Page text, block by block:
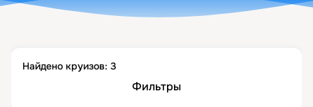
Найдено круизов: 3
Фильтры